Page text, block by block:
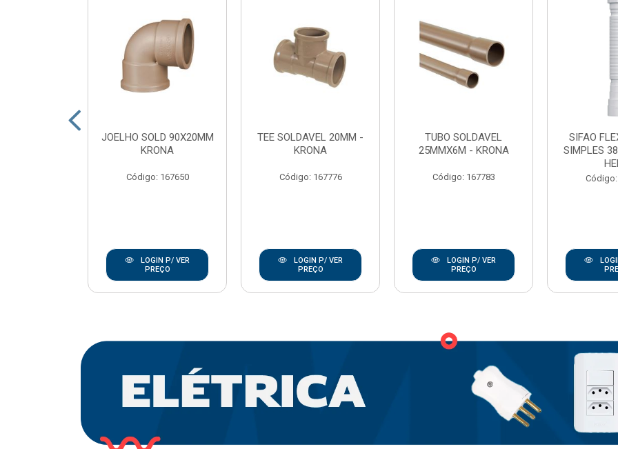
JOELHO SOLD 90X20MM
KRONA
Código: 167650
LOGIN P/ VER
PREÇO
TEE SOLDAVEL 20MM -
KRONA
Código: 167776
LOGIN P/ VER
PREÇO
TUBO SOLDAVEL
25MMX6M - KRONA
Código: 167783
LOGIN P/ VER
PREÇO
SIFAO
SIMPLES